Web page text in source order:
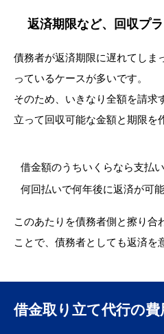
返済期限など、回収プ
債務者が返済期限に遅れてしま
っているケースが多いです。
そのため、いきなり全額を請求
立って回収可能な金額と期限を
借金額のうちいくらなら支払
何回払いで何年後に返済が可
このあたりを債務者側と擦り合
ことで、債務者としても返済を
借金取り立て代行の費